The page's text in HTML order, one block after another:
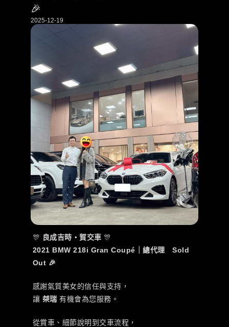
🎉
2025-12-19
🎊 良成吉時・賀交車 🎊
2021 BMW 218i Gran Coupé｜總代理 Sold
Out 🎉
感謝氣質美女的信任與支持，
讓 桀瑞 有機會為您服務。
從賞車、細節說明到交車流程，